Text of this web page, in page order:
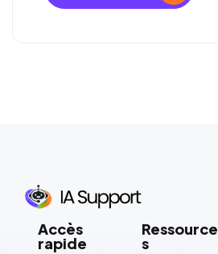
Accès
rapide
Ressource
s